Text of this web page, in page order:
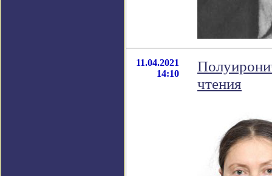
11.04.2021
14:10
чтения